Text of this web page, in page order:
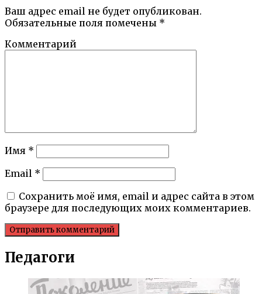
Ваш адрес email не будет опубликован.
Обязательные поля помечены *
Комментарий
Имя *
Email *
Сохранить моё имя, email и адрес сайта в этом
браузере для последующих моих комментариев.
Педагоги